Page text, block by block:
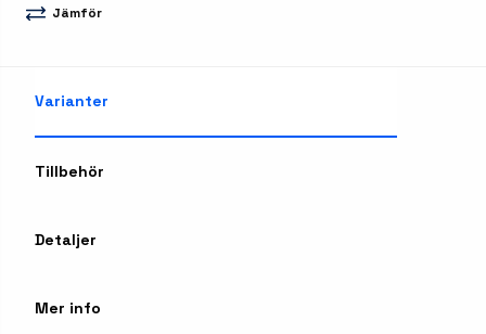
Jämför
Varianter
Tillbehör
Detaljer
Mer info